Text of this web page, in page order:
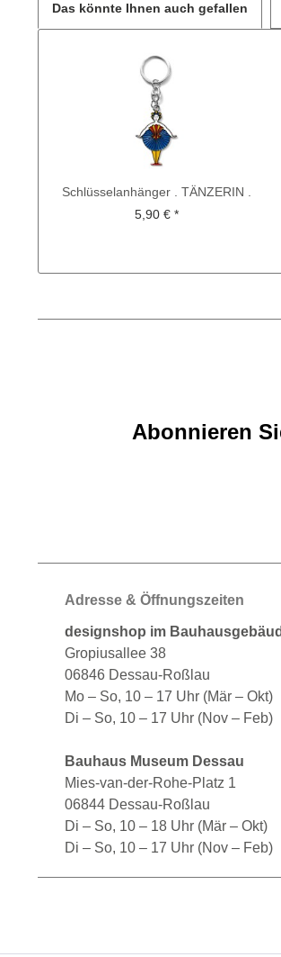
Das könnte Ihnen auch gefallen
Schlüsselanhänger . TÄNZERIN .
OSKAR SCHLEMMER
5,90 € *
Abonnieren
Adresse & Öffnungszeiten
designshop im
Gropiusallee 38
06846 Dessau-Roßlau
Mo – So, 10 – 17 Uhr (Mär – Okt)
Di – So, 10 – 17 Uhr (Nov – Feb)
Bauhaus Museum Dessau
Mies-van-der-Rohe-Platz 1
06844 Dessau-Roßlau
Di – So, 10 – 18 Uhr (Mär – Okt)
Di – So, 10 – 17 Uhr (Nov – Feb)